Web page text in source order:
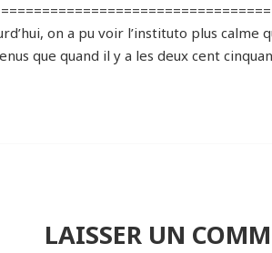
on a pu voir l’instituto plus calme
que quand il y a les deux cent
LAISSER UN